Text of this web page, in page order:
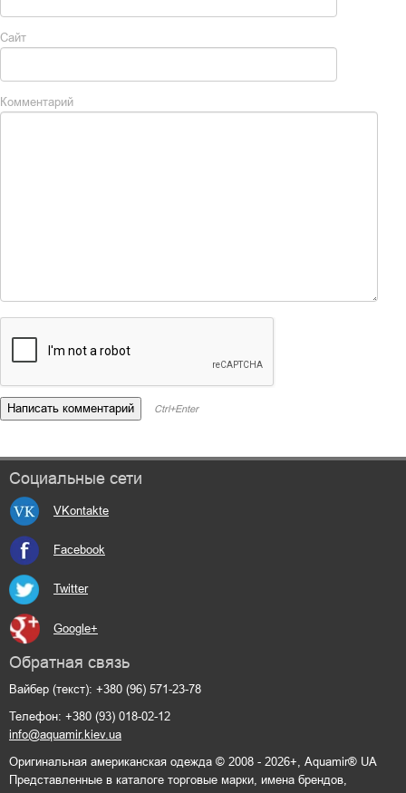
Сайт
Комментарий
Ctrl+Enter
Социальные сети
VKontakte
Facebook
Twitter
Google+
Обратная связь
Вайбер (текст): +380 (96) 571-23-78
Телефон: +380 (93) 018-02-12
info@aquamir.kiev.ua
Оригинальная американская одежда © 2008 - 2026+, Aquamir® UA
Представленные в каталоге торговые марки, имена брендов,